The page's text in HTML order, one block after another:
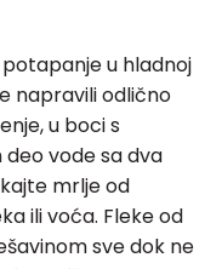
u hladnoj
napravili odlično
u boci s
vode sa dva
mrlje od
ili voća. Fleke od
sve dok ne